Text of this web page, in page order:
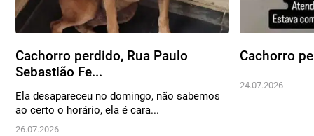
Cachorro perdido, Rua Paulo
Sebastião Fe...
Ela desapareceu no domingo, não sabemos
ao certo o horário, ela é cara...
26.07.2026
Cachorro
24.07.2026